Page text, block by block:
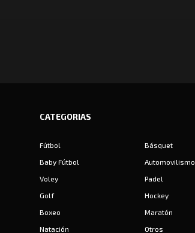
CATEGORIAS
Fútbol
Básquet
Baby Fútbol
Automovilismo
Voley
Padel
Golf
Hockey
Boxeo
Maratón
Natación
Otros